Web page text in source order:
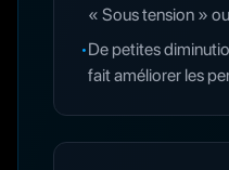
« Sous tension »
•De petites
fait améliorer les